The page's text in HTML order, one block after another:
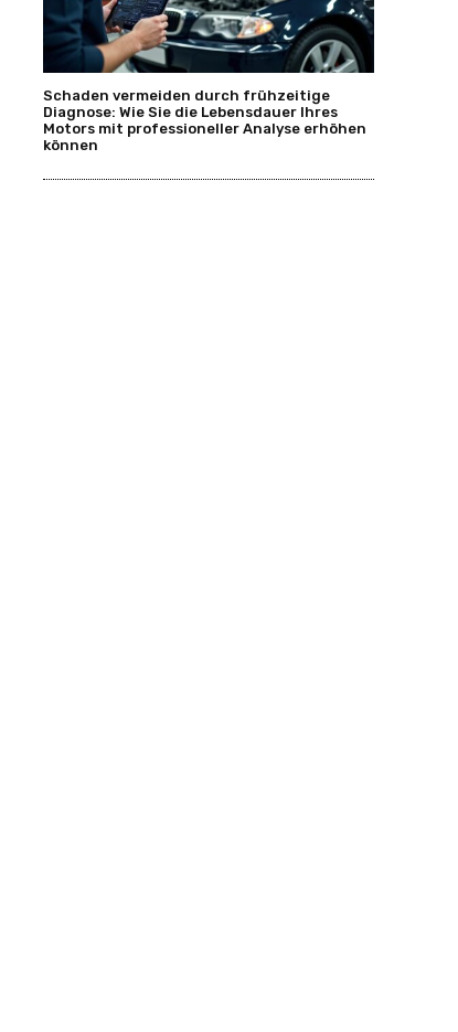
Schaden vermeiden durch frühzeitige
Diagnose: Wie Sie die Lebensdauer Ihres
Motors mit professioneller Analyse erhöhen
können